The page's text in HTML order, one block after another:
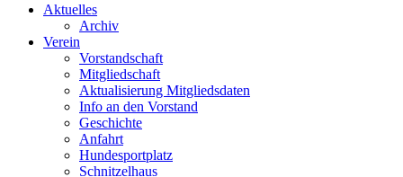
Aktuelles
Archiv
Verein
Vorstandschaft
Mitgliedschaft
Aktualisierung Mitgliedsdaten
Info an den Vorstand
Geschichte
Anfahrt
Hundesportplatz
Schnitzelhaus